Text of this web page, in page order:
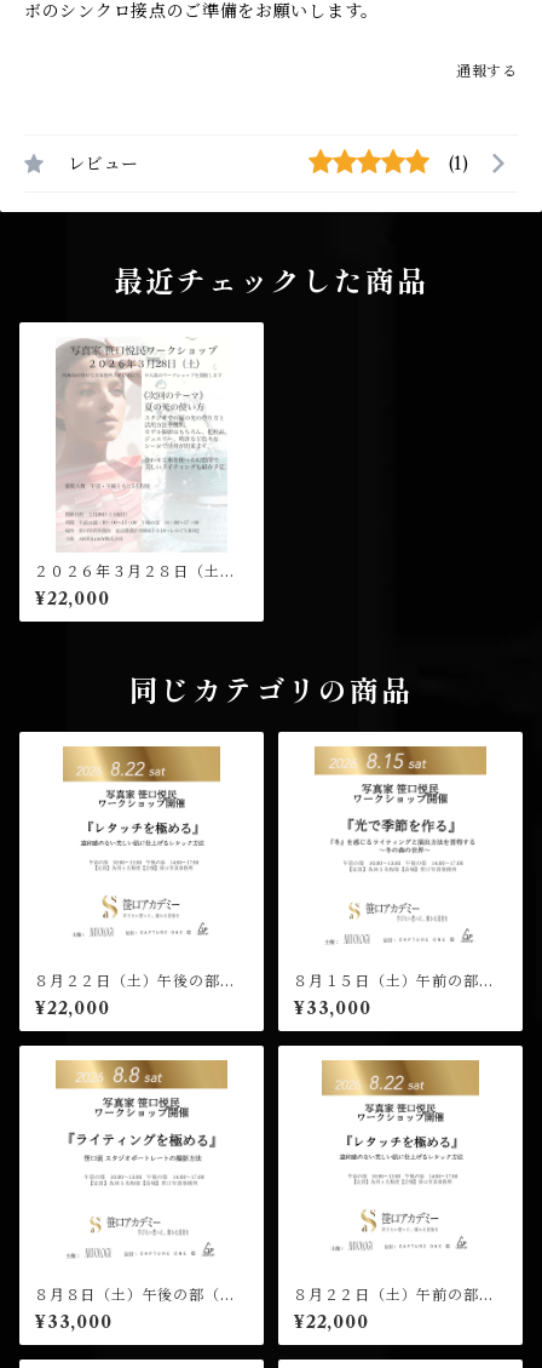
ボのシンクロ接点のご準備をお願いします。
通報する
レビュー (1)
最近チェックした商品
２０２６年３月２８日（土）
午前の部（１０：００開演）
笹口悦民 ワークショップ 受
講チケット
¥22,000
同じカテゴリの商品
８月２２日（土）午後の部
（１４：００開演）笹口悦民
ワークショップ 受講チケッ
ト
¥22,000
８月１５日（土）午前の部
（１０：００開演）笹口悦民
ワークショップ 受講チケッ
ト
¥33,000
８月８日（土）午後の部（１
４：００開演）笹口悦民 ワー
クショップ 受講チケット
¥33,000
８月２２日（土）午前の部
（１０：００開演）笹口悦民
ワークショップ 受講チケッ
ト
¥22,000